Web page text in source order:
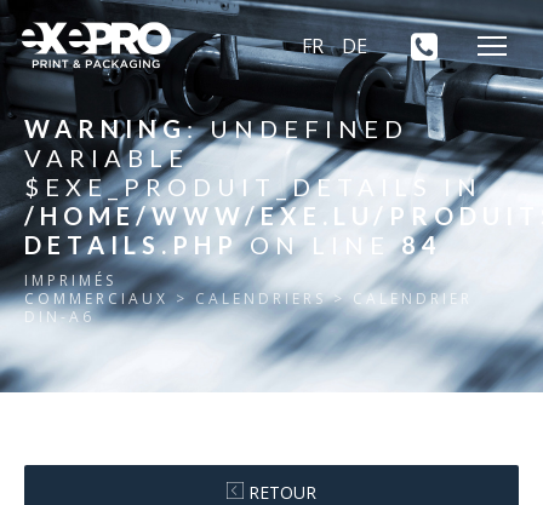
FR DE
WARNING: UNDEFINED
VARIABLE
$EXE_PRODUIT_DETAILS IN
/HOME/WWW/EXE.LU/
DETAILS.PHPON LINE84
IMPRIMÉS
COMMERCIAUX > CALENDRIERS > CALENDRIER
DIN-A6
RETOUR